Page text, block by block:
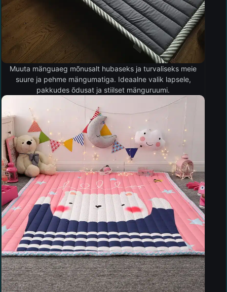
Muuta mänguaeg mõnusalt hubaseks ja turvaliseks meie
suure ja pehme mängumatiga. Ideaalne valik lapsele,
pakkudes õdusat ja stiilset mänguruumi.